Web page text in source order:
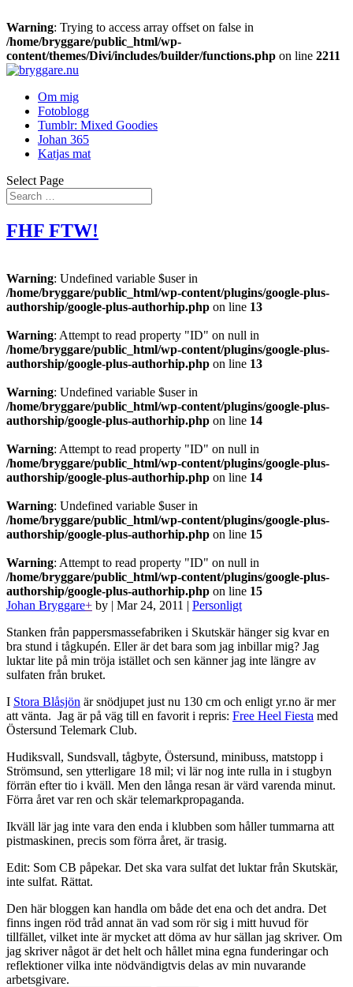
Warning: Trying to access array offset on false in
/home/bryggare/public_html/wp-
content/themes/Divi/includes/builder/functions.php on line 2211
Om mig
Fotoblogg
Tumblr: Mixed Goodies
Johan 365
Katjas mat
Select Page
FHF FTW!
Warning: Undefined variable $user in
/home/bryggare/public_html/wp-content/plugins/google-plus-
authorship/google-plus-authorhip.php on line 13
Warning: Attempt to read property "ID" on null in
/home/bryggare/public_html/wp-content/plugins/google-plus-
authorship/google-plus-authorhip.php on line 13
Warning: Undefined variable $user in
/home/bryggare/public_html/wp-content/plugins/google-plus-
authorship/google-plus-authorhip.php on line 14
Warning: Attempt to read property "ID" on null in
/home/bryggare/public_html/wp-content/plugins/google-plus-
authorship/google-plus-authorhip.php on line 14
Warning: Undefined variable $user in
/home/bryggare/public_html/wp-content/plugins/google-plus-
authorship/google-plus-authorhip.php on line 15
Warning: Attempt to read property "ID" on null in
/home/bryggare/public_html/wp-content/plugins/google-plus-
authorship/google-plus-authorhip.php on line 15
Johan Bryggare+ by | Mar 24, 2011 | Personligt
Stanken från pappersmassefabriken i Skutskär hänger sig kvar en
bra stund i tågkupén. Eller är det bara som jag inbillar mig? Jag
luktar lite på min tröja istället och sen känner jag inte längre av
sulfaten från bruket.
I Stora Blåsjön är snödjupet just nu 130 cm och enligt yr.no är mer
att vänta. Jag är på väg till en favorit i repris: Free Heel Fiesta med
Östersund Telemark Club.
Hudiksvall, Sundsvall, tågbyte, Östersund, minibuss, matstopp i
Strömsund, sen ytterligare 18 mil; vi lär nog inte rulla in i stugbyn
förrän efter tio i kväll. Men den långa resan är värd varenda minut.
Förra året var ren och skär telemarkpropaganda.
Ikväll lär jag inte vara den enda i klubben som håller tummarna att
pistmaskinen, precis som förra året, är trasig.
Edit: Som CB påpekar. Det ska vara sulfat det luktar från Skutskär,
inte sulfat. Rättat.
Den här bloggen kan handla om både det ena och det andra. Det
finns ingen röd tråd annat än vad som rör sig i mitt huvud för
tillfället, vilket inte är mycket att döma av hur sällan jag skriver. Om
jag skriver något är det helt och hållet mina egna funderingar och
reflektioner vilka inte nödvändigtvis delas av min nuvarande
arbetsgivare.